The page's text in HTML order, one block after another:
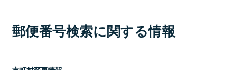
郵便番号検索に関する情報